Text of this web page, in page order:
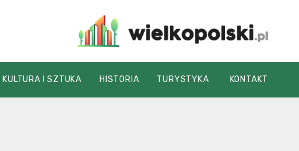
wielkopolski.pl
KULTURA I SZTUKA HISTORIA TURYSTYKA KONTAKT